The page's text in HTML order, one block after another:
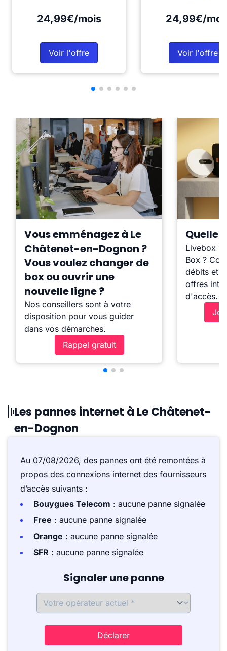
24,99€/mois
Voir l'offre
24,99€/
Voir l'offre
Vous emménagez à Le
Châtenet-en-Dognon ?
Vous voulez changer de
box ou ouvrir une
nouvelle ligne ?
Nos conseillers sont à votre
disposition pour vous guider
dans vos démarches.
Rappel gratuit
Quelle
Livebox ?
Box ?
débits et
offres
d'accès.
Je
Les pannes internet à Le Châtenet-
en-Dognon
Au 07/08/2026, des pannes ont été remontées à
propos des connexions internet des fournisseurs
d’accès suivants :
Bouygues Telecom : aucune panne signalée
Free : aucune panne signalée
Orange : aucune panne signalée
SFR : aucune panne signalée
Signaler une panne
Déclarer